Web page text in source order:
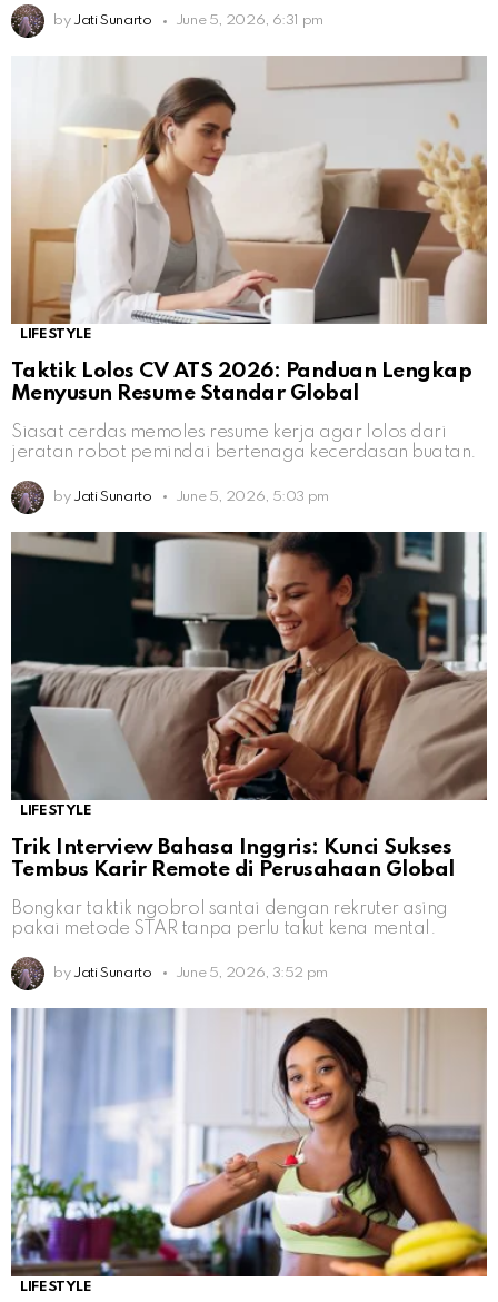
by Jati Sunarto June 5, 2026, 6:31 pm
LIFESTYLE
Taktik Lolos CV ATS 2026: Panduan Lengkap
Menyusun Resume Standar Global
Siasat cerdas memoles resume kerja agar lolos dari
jeratan robot pemindai bertenaga kecerdasan buatan.
by Jati Sunarto June 5, 2026, 5:03 pm
LIFESTYLE
Trik Interview Bahasa Inggris: Kunci Sukses
Tembus Karir Remote di Perusahaan Global
Bongkar taktik ngobrol santai dengan rekruter asing
pakai metode STAR tanpa perlu takut kena mental.
by Jati Sunarto June 5, 2026, 3:52 pm
LIFESTYLE